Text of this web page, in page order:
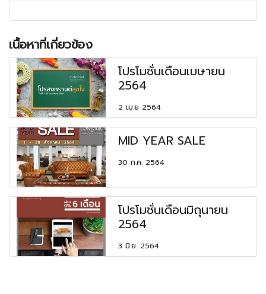
เนื้อหาที่เกี่ยวข้อง
โปรโมชั่นเดือนเมษายน
2564
2 เม.ย 2564
MID YEAR SALE
30 ก.ค. 2564
โปรโมชั่นเดือนมิถุนายน
2564
3 มิ.ย. 2564